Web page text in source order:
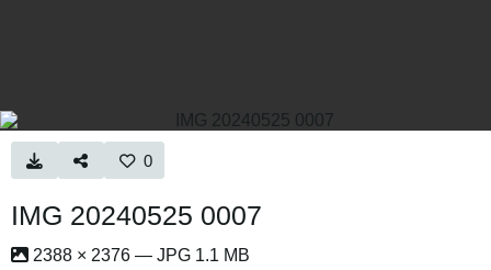
0
IMG 20240525 0007
2388 × 2376 — JPG 1.1 MB